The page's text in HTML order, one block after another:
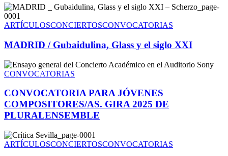
ARTÍCULOSCONCIERTOSCONVOCATORIAS
MADRID / Gubaidulina, Glass y el siglo XXI
CONVOCATORIAS
CONVOCATORIA PARA JÓVENES
COMPOSITORES/AS. GIRA 2025 DE
PLURALENSEMBLE
ARTÍCULOSCONCIERTOSCONVOCATORIAS